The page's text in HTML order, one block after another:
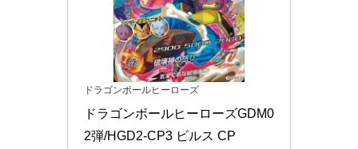
ドラゴンボールヒーローズ
ドラゴンボールヒーローズGDM0
2弾/HGD2-CP3 ビルス CP